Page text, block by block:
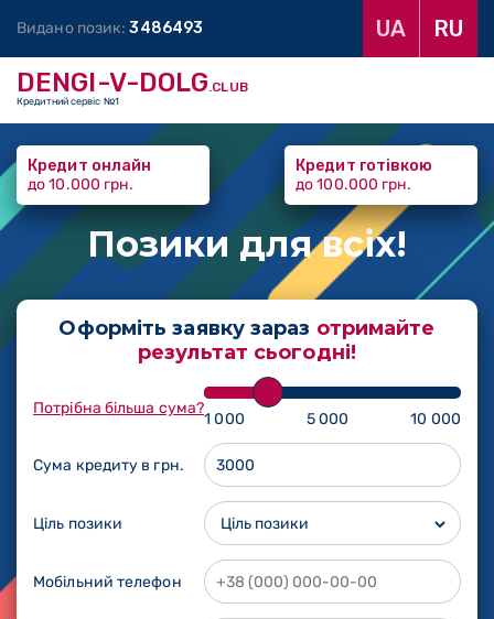
Видано позик:3486493 UA RU
DENGI-V-DOLG.CLUB
Кредитний сервіс №1
Кредит онлайн
до 10.000 грн.
Кредит готівкою
до 100.000 грн.
Позикидля всіх!
Оформіть заявку зараз отримайте
результат сьогодні!
Потрібна більша сума?
1 000 5 000 10 000
Сума кредиту в грн.
Ціль позики
Мобільний телефон